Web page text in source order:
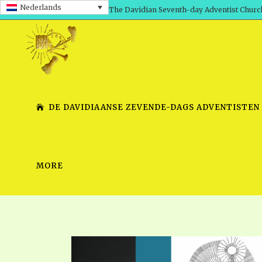
Nederlands The Davidian Seventh-day Adventist
DE DAVIDIAANSE ZEVENDE-DAGS
TIMELY GREETINGS, VOL. 2
SERIES
SCHOOL OF THE
MORE